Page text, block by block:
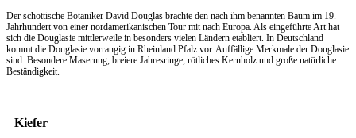
Der schottische Botaniker David Douglas brachte den nach ihm benannten Baum im 19.
Jahrhundert von einer nordamerikanischen Tour mit nach Europa. Als eingeführte Art hat
sich die Douglasie mittlerweile in besonders vielen Ländern etabliert. In Deutschland
kommt die Douglasie vorrangig in Rheinland Pfalz vor. Auffällige Merkmale der Douglasie
sind: Besondere Maserung, breiere Jahresringe, rötliches Kernholz und große natürliche
Beständigkeit.
Kiefer